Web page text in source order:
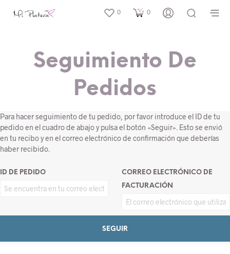
0 0
Seguimiento De
Pedidos
Para hacer seguimiento de tu pedido, por favor introduce el ID de tu
pedido en el cuadro de abajo y pulsa el botón «Seguir». Esto se envió
en tu recibo y en el correo electrónico de confirmación que deberías
haber recibido.
ID DE PEDIDO
CORREO ELECTRÓNICO DE
FACTURACIÓN
SEGUIR